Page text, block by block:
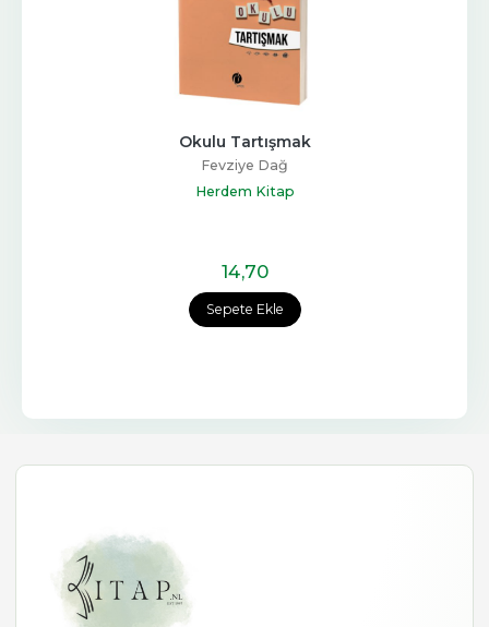
Sepete Ekle
Okulu Tartışmak
Fevziye Dağ
Herdem Kitap
14,70